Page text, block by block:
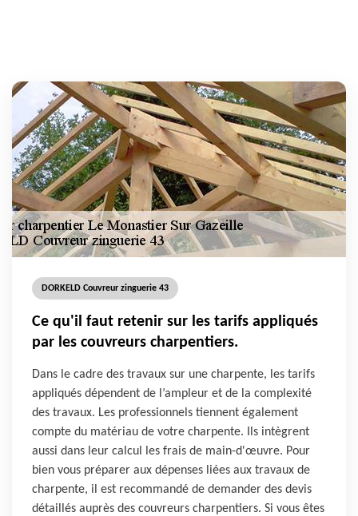
DORKELD Couvreur zinguerie 43
Ce qu'il faut retenir sur les tarifs appliqués
par les couvreurs charpentiers.
Dans le cadre des travaux sur une charpente, les tarifs
appliqués dépendent de l’ampleur et de la complexité
des travaux. Les professionnels tiennent également
compte du matériau de votre charpente. Ils intègrent
aussi dans leur calcul les frais de main-d'œuvre. Pour
bien vous préparer aux dépenses liées aux travaux de
charpente, il est recommandé de demander des devis
détaillés auprès des couvreurs charpentiers. Si vous êtes